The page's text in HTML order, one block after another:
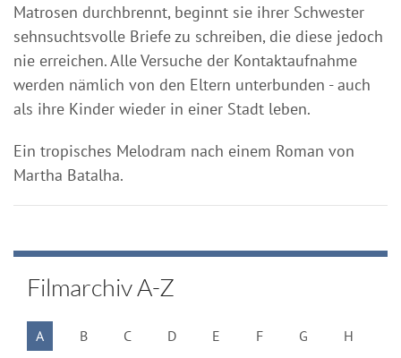
Matrosen durchbrennt, beginnt sie ihrer Schwester
sehnsuchtsvolle Briefe zu schreiben, die diese jedoch
nie erreichen. Alle Versuche der Kontaktaufnahme
werden nämlich von den Eltern unterbunden - auch
als ihre Kinder wieder in einer Stadt leben.
Ein tropisches Melodram nach einem Roman von
Martha Batalha.
Filmarchiv A-Z
A B C D E F G
H